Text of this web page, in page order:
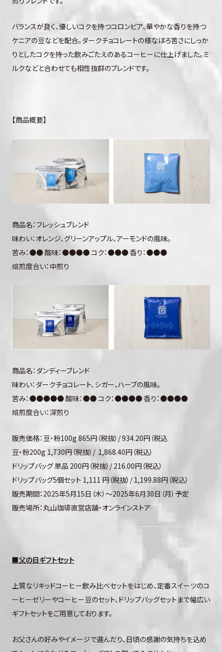
バランスが良く、優しいコクを持つコロンビア、華やかな香りを持つ
ケニアの豆などを配合。ダークチョコレートの様なほろ苦さにしっか
りとしたコクを持った飲みごたえのあるコーヒーに仕上げました。ミ
ルクなどと合わせても相性抜群のブレンドです。
【商品概要】
商品名：フレッシュブレンド
味わい：オレンジ、グリーンアップル、アーモンドの風味。
苦み：●● 酸味：●●●● コク：●●● 香り：●●●
焙煎度合い：中煎り
商品名：ダンディーブレンド
味わい：ダークチョコレート、シガー、ハーブの風味。
苦み：●●●●● 酸味：●● コク：●●●● 香り：●●●●
焙煎度合い：深煎り
販売価格：豆・粉100g 865円（税抜）/ 934.20円（税込
豆・粉200g 1,730円（税抜）/ 1,868.40円（税込）
ドリップバッグ 単品 200円（税抜）/ 216.00円（税込）
ドリップバッグ5個セット 1,111 円（税抜）/ 1,199.88円（税込）
販売期間：2025年5月15日（木）～2025年6月30日（月）予定
販売場所：丸山珈琲直営店舗・オンラインストア
■父の日ギフトセット
上質なリキッドコーヒー飲み比べセットをはじめ、定番スイーツのコ
ーヒーゼリーやコーヒー豆のセット、ドリップバッグセットまで幅広い
ギフトセットをご用意しております。
お父さんの好みやイメージで選んだり、日頃の感謝の気持ちを込め